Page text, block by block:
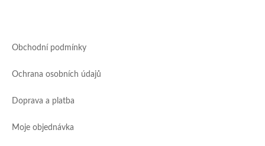
Obchodní podmínky
Ochrana osobních údajů
Doprava a platba
Moje objednávka